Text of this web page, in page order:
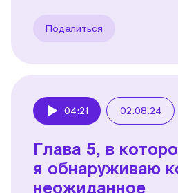
Поделиться
04:21 02.08.24
Глава 5, в
я обнаруживаю
неожиданное